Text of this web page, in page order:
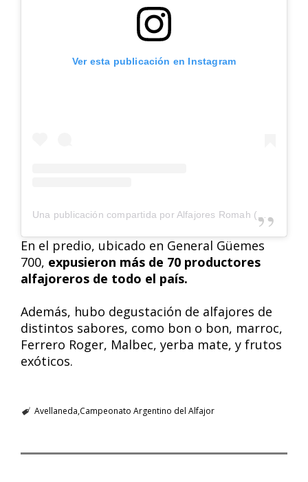
Ver esta publicación en Instagram
En el predio, ubicado en General Güemes
700, expusieron más de 70 productores
alfajoreros de todo el país.
Además, hubo degustación de alfajores de
distintos sabores, como bon o bon, marroc,
Ferrero Roger, Malbec, yerba mate, y frutos
exóticos.
Avellaneda Campeonato Argentino del Alfajor